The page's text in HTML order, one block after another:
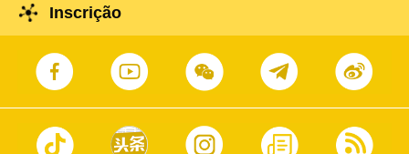
Inscrição